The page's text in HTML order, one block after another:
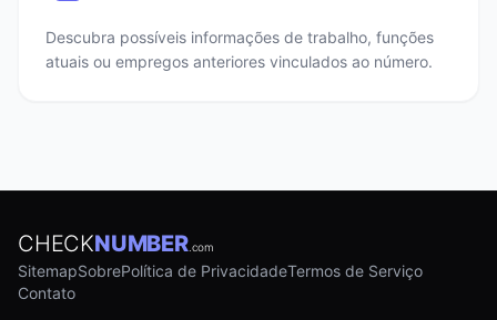
Descubra possíveis informações de trabalho, funções
atuais ou empregos anteriores vinculados ao número.
CHECKNUMBER.com
SitemapSobrePolítica de PrivacidadeTermos de Serviço
Contato